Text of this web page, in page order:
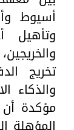
أسيوط
وتأهيل
تخريج
والذكاء
مؤكدة